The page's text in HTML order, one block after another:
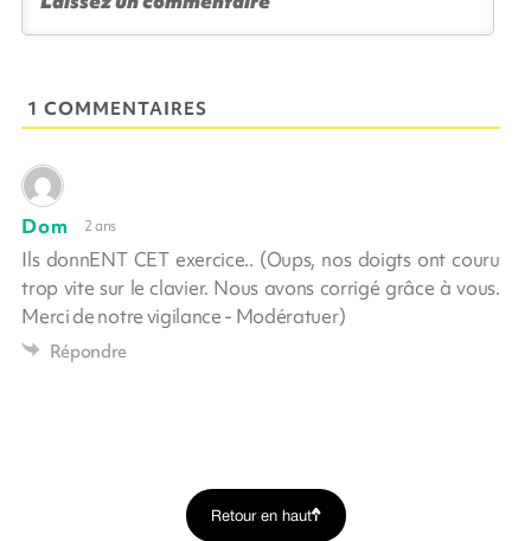
1 COMMENTAIRES
Dom 2 ans
Ils donnENT CET exercice.. (Oups, nos doigts ont couru
trop vite sur le clavier. Nous avons corrigé grâce à vous.
Merci de notre vigilance - Modératuer)
Répondre
Retour en haut